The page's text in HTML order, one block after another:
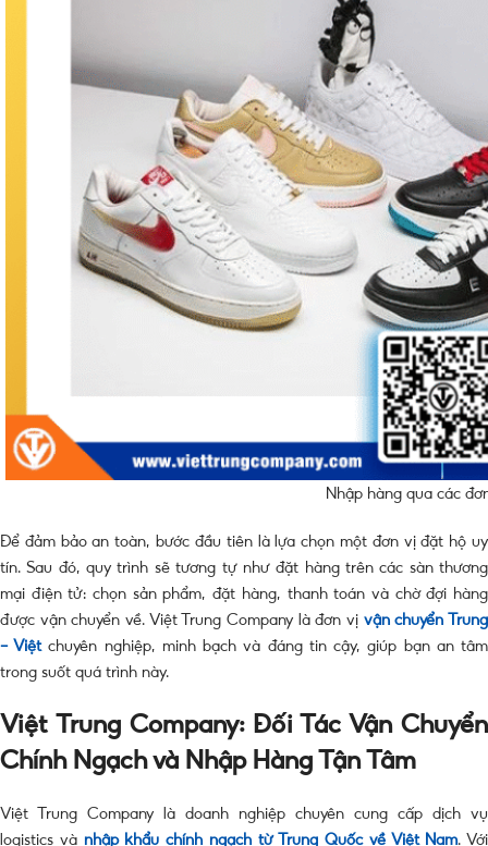
Nhập hàng qua các
Để đảm bảo an toàn, bước đầu tiên là lựa chọn một đơn vị đặt hộ uy
tín. Sau đó, quy trình sẽ tương tự như đặt hàng trên các sàn thương
mại điện tử: chọn sản phẩm, đặt hàng, thanh toán và chờ đợi hàng
được vận chuyển về. Việt Trung Company là đơn vị vận chuyển Trung
– Việtchuyên nghiệp, minh bạch và đáng tin cậy, giúp bạn an tâm
trong suốt quá trình này.
Việt Trung Company: Đối Tác Vận Chuyển
Chính Ngạch và Nhập Hàng Tận Tâm
Việt Trung Company là doanh nghiệp chuyên cung cấp dịch vụ
logistics và nhập khẩu chính ngạch từ Trung Quốc về Việt Nam. Với